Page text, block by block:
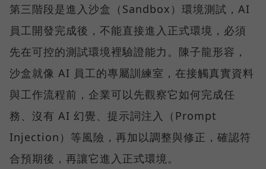
第三階段是進入沙盒（Sandbox）環境測試，AI
員工開發完成後，不能直接進入正式環境，必須
先在可控的測試環境裡驗證能力。陳子龍形容，
沙盒就像 AI 員工的專屬訓練室，在接觸真實資料
與工作流程前，企業可以先觀察它如何完成任
務、沒有 AI 幻覺、提示詞注入（Prompt
Injection）等風險，再加以調整與修正，確認符
合預期後，再讓它進入正式環境。